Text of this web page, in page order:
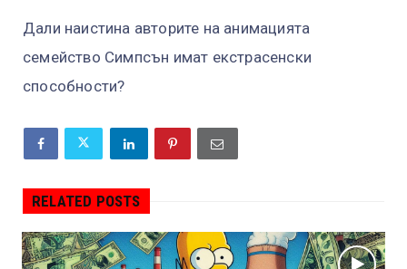
Дали наистина авторите на анимацията
семейство Симпсън имат екстрасенски
способности?
RELATED POSTS